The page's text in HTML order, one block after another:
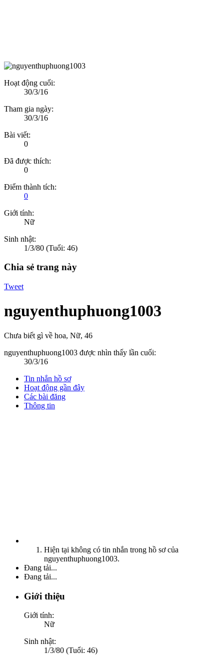
Hoạt động cuối:
30/3/16
Tham gia ngày:
30/3/16
Bài viết:
0
Đã được thích:
0
Điểm thành tích:
0
Giới tính:
Nữ
Sinh nhật:
1/3/80 (Tuổi: 46)
Chia sẻ trang này
Tweet
nguyenthuphuong1003
Chưa biết gì về hoa, Nữ, 46
nguyenthuphuong1003 được nhìn thấy lần cuối:
30/3/16
Tin nhắn hồ sơ
Hoạt động gần đây
Các bài đăng
Thông tin
Hiện tại không có tin nhắn trong hồ sơ của
nguyenthuphuong1003.
Đang tải...
Đang tải...
Giới thiệu
Giới tính:
Nữ
Sinh nhật:
1/3/80 (Tuổi: 46)